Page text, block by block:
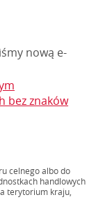
nową e-
bez znaków
celnego albo do
handlowych
terytorium kraju,